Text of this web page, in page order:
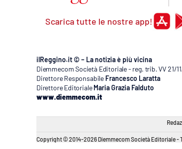
Scarica tutte le nostre app!
ilReggino.it © – La notizia è più vicina
Diemmecom Società Editoriale - reg. trib. VV 21/
Direttore Responsabile Francesco Laratta
Direttore Editoriale Maria Grazia Falduto
www.diemmecom.it
Copyright © 2014-2026 Diemmecom Società Editoriale -